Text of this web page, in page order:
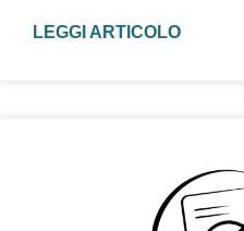
LEGGI ARTICOLO